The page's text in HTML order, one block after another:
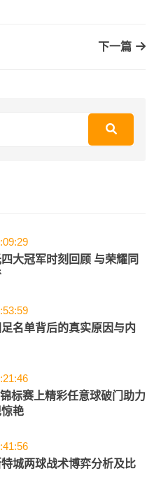
下一篇
大冠军时刻回顾 与荣耀同
名单背后的真实原因与内
标赛上精彩任意球破门助力
艳
城两球战术博弈分析及比